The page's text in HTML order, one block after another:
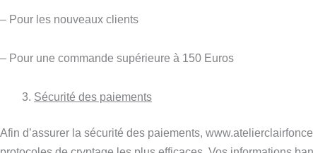
– Pour les nouveaux clients
– Pour une commande supérieure à 150 Euros
Sécurité des paiements
Afin d’assurer la sécurité des paiements,